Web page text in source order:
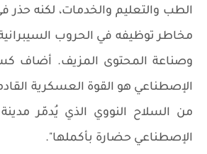
الطب والتعليم والخدمات، لكنه
مخاطر توظيفه في الحروب
وصناعة المحتوى المزيف. أضاف
الإصطناعي هو القوة العسكرية
من السلاح النووي الذي يُدمّر مدينة
الإصطناعي حضارة بأكملها".